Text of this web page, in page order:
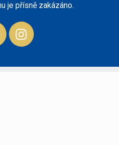
je přísně zakázáno.